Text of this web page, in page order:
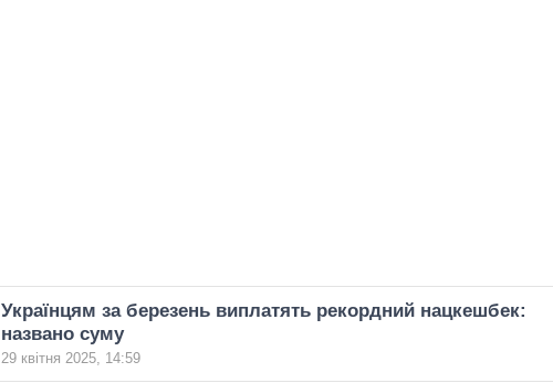
Українцям за березень виплатять рекордний нацкешбек:
названо суму
29 квітня 2025, 14:59